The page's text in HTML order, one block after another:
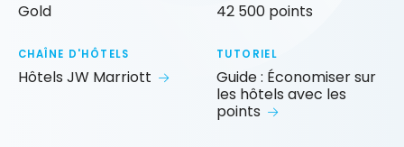
Gold 42 500 points
CHAÎNE D'HÔTELS
Hôtels JW Marriott
TUTORIEL
Guide : Économiser sur
les hôtels avec les
points